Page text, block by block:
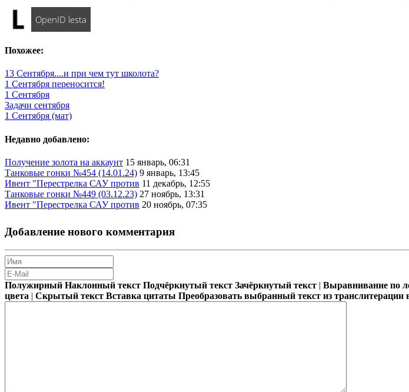
OpenID lesta
Похожее:
13 Сентября....и при чем тут школота?
1 Сентября переносится!
1 Сентября
Задачи сентября
1 Сентября (мат)
Недавно добавлено:
Получение золота на аккаунт 15 январь, 06:31
Танковые гонки №454 (14.01.24) 9 январь, 13:45
Ивент "Перестрелка САУ против 11 декабрь, 12:55
Танковые гонки №449 (03.12.23) 27 ноябрь, 13:31
Ивент "Перестрелка САУ против 20 ноябрь, 07:35
Добавление нового комментария
Полужирный Наклонный текст Подчёркнутый текст Зачёркнутый текст | Выравнивание по
цвета | Скрытый текст Вставка цитаты Преобразовать выбранный текст из транслитерации